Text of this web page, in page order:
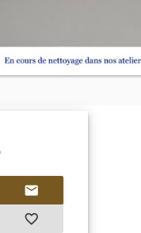
mail
favorite_border